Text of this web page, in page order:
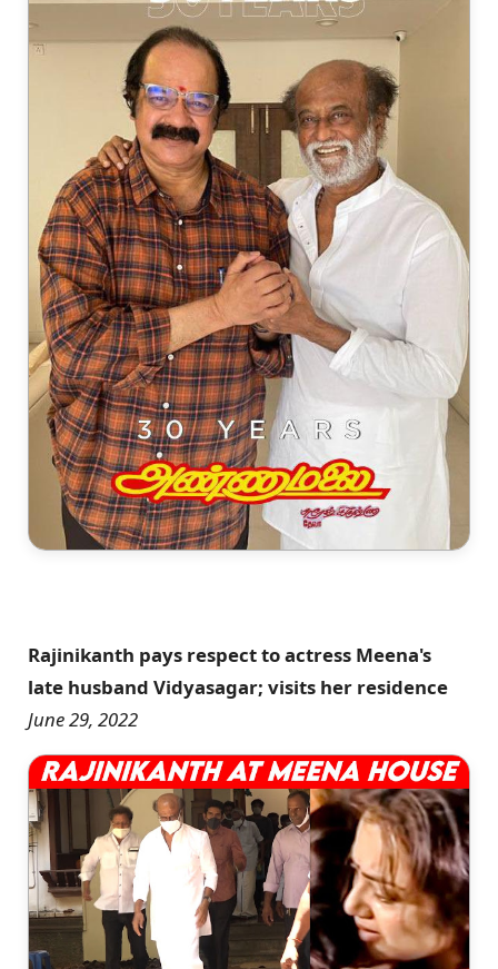
Rajinikanth pays respect to actress Meena's
late husband Vidyasagar; visits her residence
June 29, 2022